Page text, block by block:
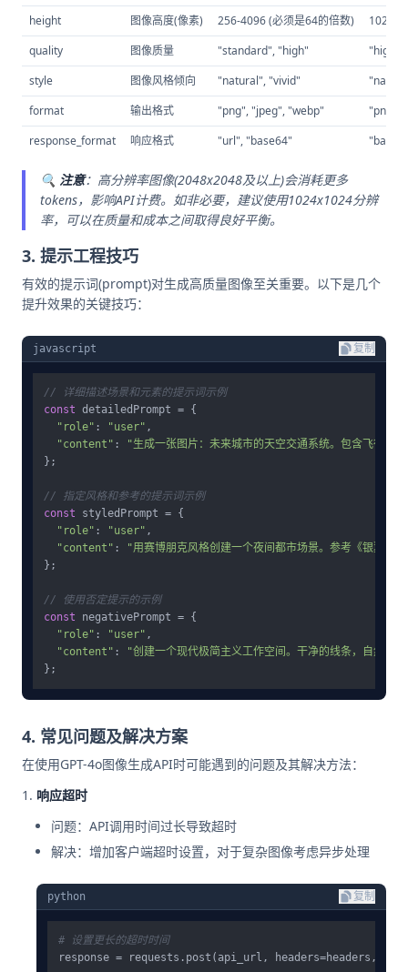
height 图像高度(像素) 256-4096 (必须是64的倍数)
1024 (
quality
图像质量 "standard", "high"
"high"
style
图像风格倾向 "natural", "vivid"
format
输出格式 "png", "jpeg", "webp"
"png" (
response_format
响应格式 "url", "base64"
🔍 注意：高分辨率图像(2048x2048及以上)会消耗更多
tokens，影响API计费。如非必要，建议使用1024x1024分辨
率，可以在质量和成本之间取得良好平衡。
3. 提示工程技巧
有效的提示词(prompt)对生成高质量图像至关重要。以下是几个
提升效果的关键技巧：
javascript 复制
// 详细描述场景和元素的提示词示例
const detailedPrompt = {
"role" : "user" ,
"content" :
"生成一张图片：未来城市的天空交通系统。包含飞行汽
};
// 指定风格和参考的提示词示例
const styledPrompt = {
"role" : "user" ,
"content" :
"用赛博朋克风格创建一个夜间都市场景。参考《银翼杀
};
// 使用否定提示的示例
const negativePrompt = {
"role" : "user" ,
"content" :
"创建一个现代极简主义工作空间。干净的线条，自然光
4. 常见问题及解决方案
在使用GPT-4o图像生成API时可能遇到的问题及其解决方法：
响应超时
问题：API调用时间过长导致超时
解决：增加客户端超时设置，对于复杂图像考虑异步处理
python 复制
# 设置更长的超时时间
response = requests.post(api_url, headers=headers,